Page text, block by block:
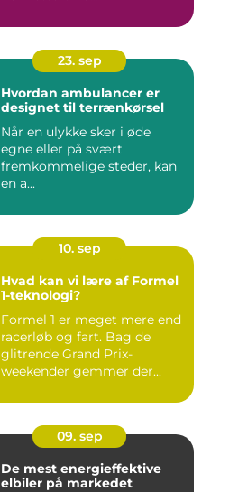
23. sep
Hvordan ambulancer er
designet til terrænkørsel
Når en ulykke sker i øde
egne eller på svært
fremkommelige steder, kan
en a...
10. sep
Hvad kan vi lære af Formel
1-teknologi?
Formel 1 er meget mere end
racerløb og fart. Bag de
glitrende Grand Prix-
weekender gemmer der...
09. sep
De mest energieffektive
elbiler på markedet